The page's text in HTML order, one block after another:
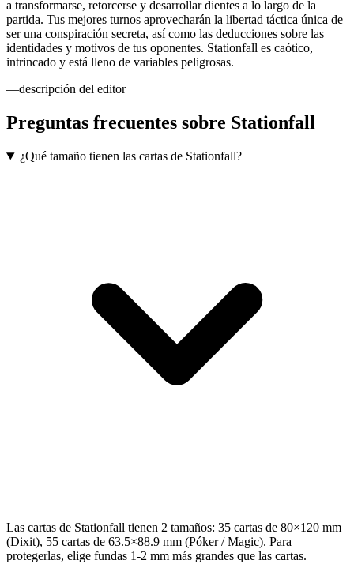
a transformarse, retorcerse y desarrollar dientes a lo largo de la
partida. Tus mejores turnos aprovecharán la libertad táctica única de
ser una conspiración secreta, así como las deducciones sobre las
identidades y motivos de tus oponentes. Stationfall es caótico,
intrincado y está lleno de variables peligrosas.
—descripción del editor
Preguntas frecuentes sobre Stationfall
¿Qué tamaño tienen las cartas de Stationfall?
Las cartas de Stationfall tienen 2 tamaños: 35 cartas de 80×120 mm
(Dixit), 55 cartas de 63.5×88.9 mm (Póker / Magic). Para
protegerlas, elige fundas 1-2 mm más grandes que las cartas.